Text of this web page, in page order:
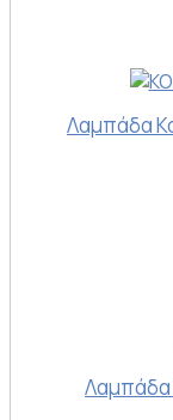
Λαμπάδα
Λαμπάδα